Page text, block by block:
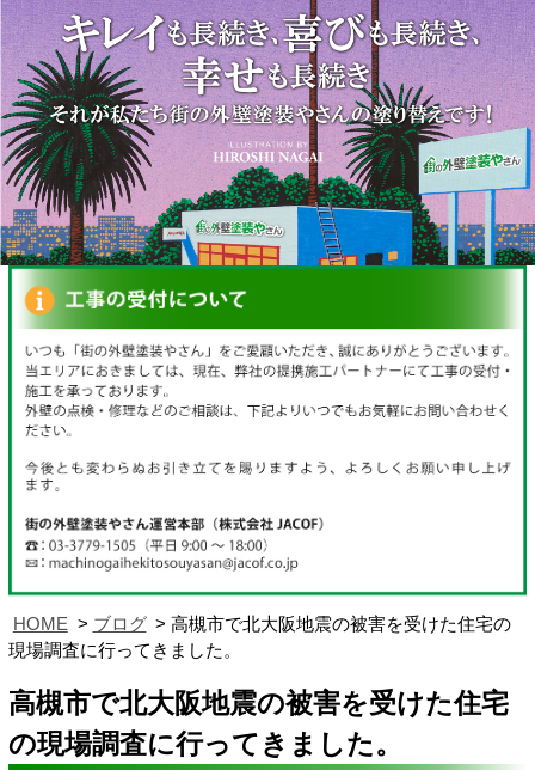
HOME ブログ
高槻市で北大阪地震の被害を受けた住宅の
現場調査に行ってきました。
高槻市で北大阪地震の被害を受けた住宅
の現場調査に行ってきました。